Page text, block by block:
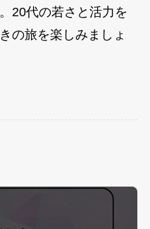
20代の若さと活力を
の旅を楽しみましょ